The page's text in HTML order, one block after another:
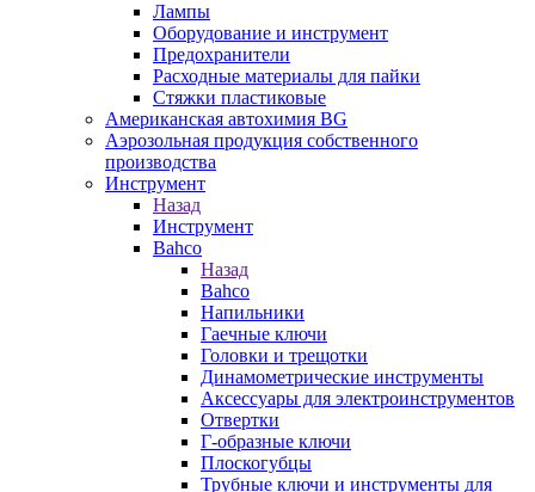
Лампы
Оборудование и инструмент
Предохранители
Расходные материалы для пайки
Стяжки пластиковые
Американская автохимия BG
Аэрозольная продукция собственного
производства
Инструмент
Назад
Инструмент
Bahco
Назад
Bahco
Напильники
Гаечные ключи
Головки и трещотки
Динамометрические инструменты
Аксессуары для электроинструментов
Отвертки
Г-образные ключи
Плоскогубцы
Трубные ключи и инструменты для